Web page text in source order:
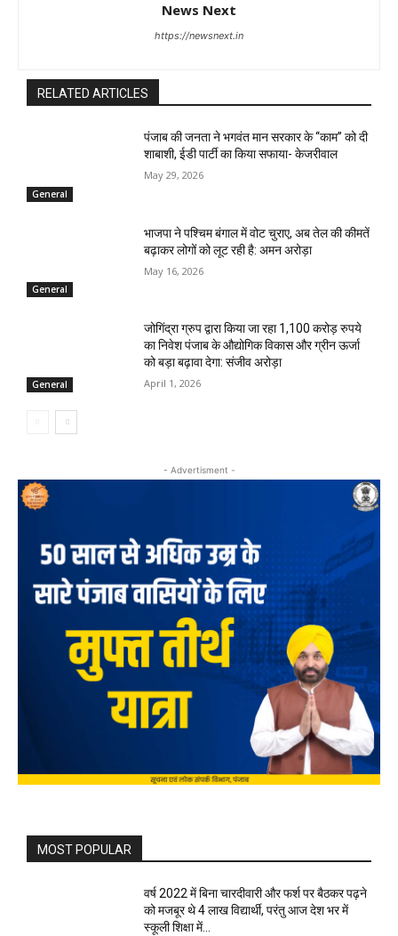
News Next
https://newsnext.in
RELATED ARTICLES
General
पंजाब की जनता ने भगवंत मान सरकार के ‘‘काम’’ को दी
शाबाशी, ईडी पार्टी का किया सफाया- केजरीवाल
May 29, 2026
General
भाजपा ने पश्चिम बंगाल में वोट चुराए, अब तेल की कीमतें
बढ़ाकर लोगों को लूट रही है: अमन अरोड़ा
May 16, 2026
General
जोगिंद्रा ग्रुप द्वारा किया जा रहा 1,100 करोड़ रुपये
का निवेश पंजाब के औद्योगिक विकास और ग्रीन ऊर्जा
को बड़ा बढ़ावा देगा: संजीव अरोड़ा
April 1, 2026
- Advertisment -
MOST POPULAR
वर्ष 2022 में बिना चारदीवारी और फर्श पर बैठकर पढ़ने
को मजबूर थे 4 लाख विद्यार्थी, परंतु आज देश भर में
स्कूली शिक्षा में...